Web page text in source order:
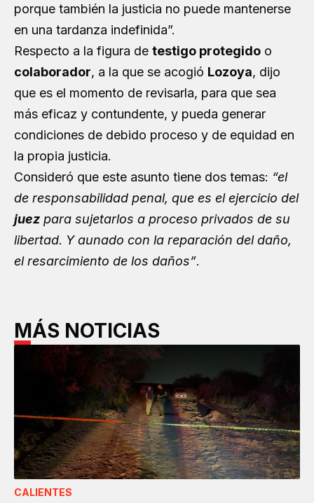
porque también la justicia no puede mantenerse
en una tardanza indefinida”.
Respecto a la figura de testigo protegido o
colaborador, a la que se acogió Lozoya, dijo
que es el momento de revisarla, para que sea
más eficaz y contundente, y pueda generar
condiciones de debido proceso y de equidad en
la propia justicia.
Consideró que este asunto tiene dos temas: “el
de responsabilidad penal, que es el ejercicio del
juez para sujetarlos a proceso privados de su
libertad. Y aunado con la reparación del daño,
el resarcimiento de los daños”.
MÁS NOTICIAS
CALIENTES